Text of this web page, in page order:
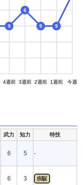
4週前 3週前 2週前 1週前 今週
9
6
9 9
武力 知力 特技
6 5 -
6 3 疾駆